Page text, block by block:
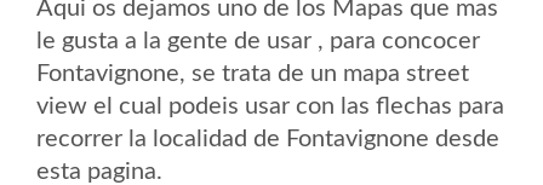
Aqui os dejamos uno de los Mapas que mas
le gusta a la gente de usar , para concocer
Fontavignone, se trata de un mapa street
view el cual podeis usar con las flechas para
recorrer la localidad de Fontavignone desde
esta pagina.